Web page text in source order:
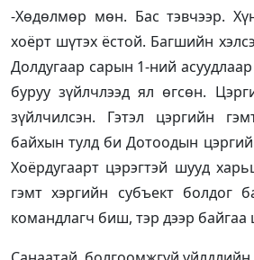
-Хөдөлмөр мөн. Бас тэвчээр.
хоёрт шүтэх ёстой. Багшийн
Долдугаар сарын 1-ний
буруу зүйлчлээд ял өгсөн.
зүйлчилсэн. Гэтэл цэргийн
байхын тулд би Дотоодын
Хоёрдугаарт цэрэгтэй шууд
гэмт хэргийн субъект болдог
командлагч биш, тэр дээр